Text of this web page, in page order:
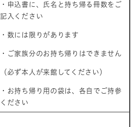
・申込書に、氏名と持ち帰る冊数をご
記入ください
・数には限りがあります
・ご家族分のお持ち帰りはできません
（必ず本人が来館してください）
・お持ち帰り用の袋は、各自でご持参
ください